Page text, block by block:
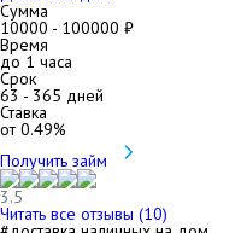
Сумма
10000 - 100000 ₽
Время
до 1 часа
Срок
63 - 365 дней
Ставка
от0.49%
Получить займ
3.5
Читать все отзывы (10)